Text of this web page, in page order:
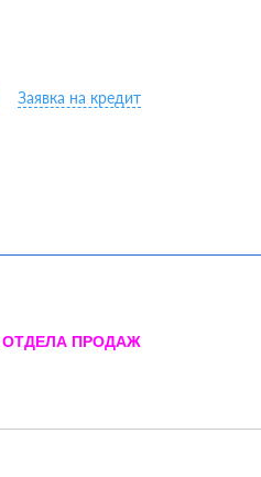
Заявка на кредит
ОТДЕЛА ПРОДАЖ